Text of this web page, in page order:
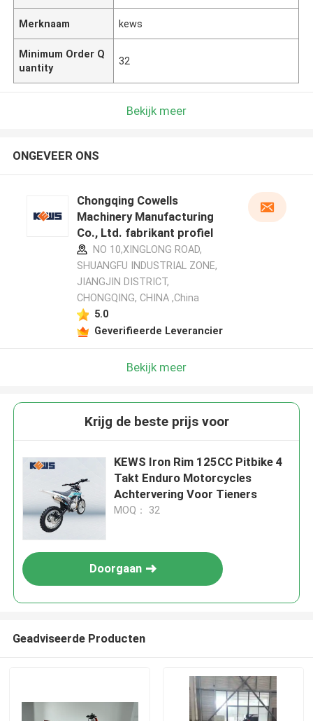
Merknaam kews
Minimum Order Q
uantity
32
Bekijk meer
ONGEVEER ONS
Chongqing Cowells
Machinery Manufacturing
Co., Ltd. fabrikant profiel
NO 10,XINGLONG ROAD,
SHUANGFU INDUSTRIAL ZONE,
JIANGJIN DISTRICT,
CHONGQING, CHINA ,China
5.0
Geverifieerde Leverancier
Bekijk meer
Krijg de beste prijs voor
KEWS Iron Rim 125CC Pitbike 4
Takt Enduro Motorcycles
Achtervering Voor Tieners
MOQ： 32
Doorgaan
Geadviseerde Producten